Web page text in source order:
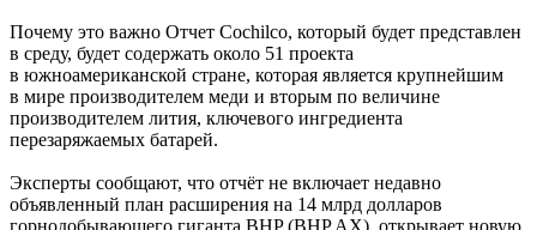
Почему это важно Отчет Cochilco, который будет представлен
в среду, будет содержать около 51 проекта
в южноамериканской стране, которая является крупнейшим
в мире производителем меди и вторым по величине
производителем лития, ключевого ингредиента
перезаряжаемых батарей.
Эксперты сообщают, что отчёт не включает недавно
объявленный план расширения на 14 млрд долларов
горнодобывающего гиганта BHP (BHP.AX), открывает новую